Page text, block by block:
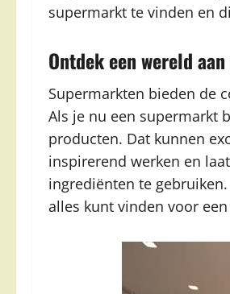
supermarkt te vinden en
Ontdek een wereld
Supermarkten bieden de
Als je nu een supermarkt
producten. Dat kunnen
inspirerend werken en
ingrediënten te
alles kunt vinden voor